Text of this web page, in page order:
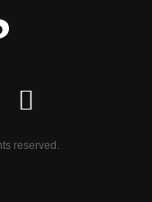
reserved.